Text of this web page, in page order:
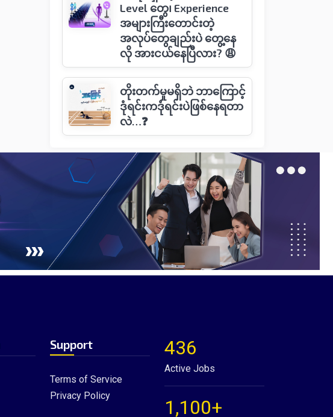
Level တွေ၊ Experience
အများကြီးတောင်းတဲ့
အလုပ်တွေချည်းပဲ တွေ့နေ
လို အားငယ်နေပြီလား? 😩
တိုးတက်မှုမရှိဘဲ ဘာကြောင့်
ဒုံရင်းကဒုံရင်းပဲဖြစ်နေရတာ
လဲ…❓
Support
Terms of Service
Privacy Policy
436
Active Jobs
1,100+